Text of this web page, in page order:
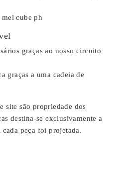
cube ph
graças ao nosso circuito
graças a uma cadeia de
site são propriedade dos
destina-se exclusivamente a
peça foi projetada.